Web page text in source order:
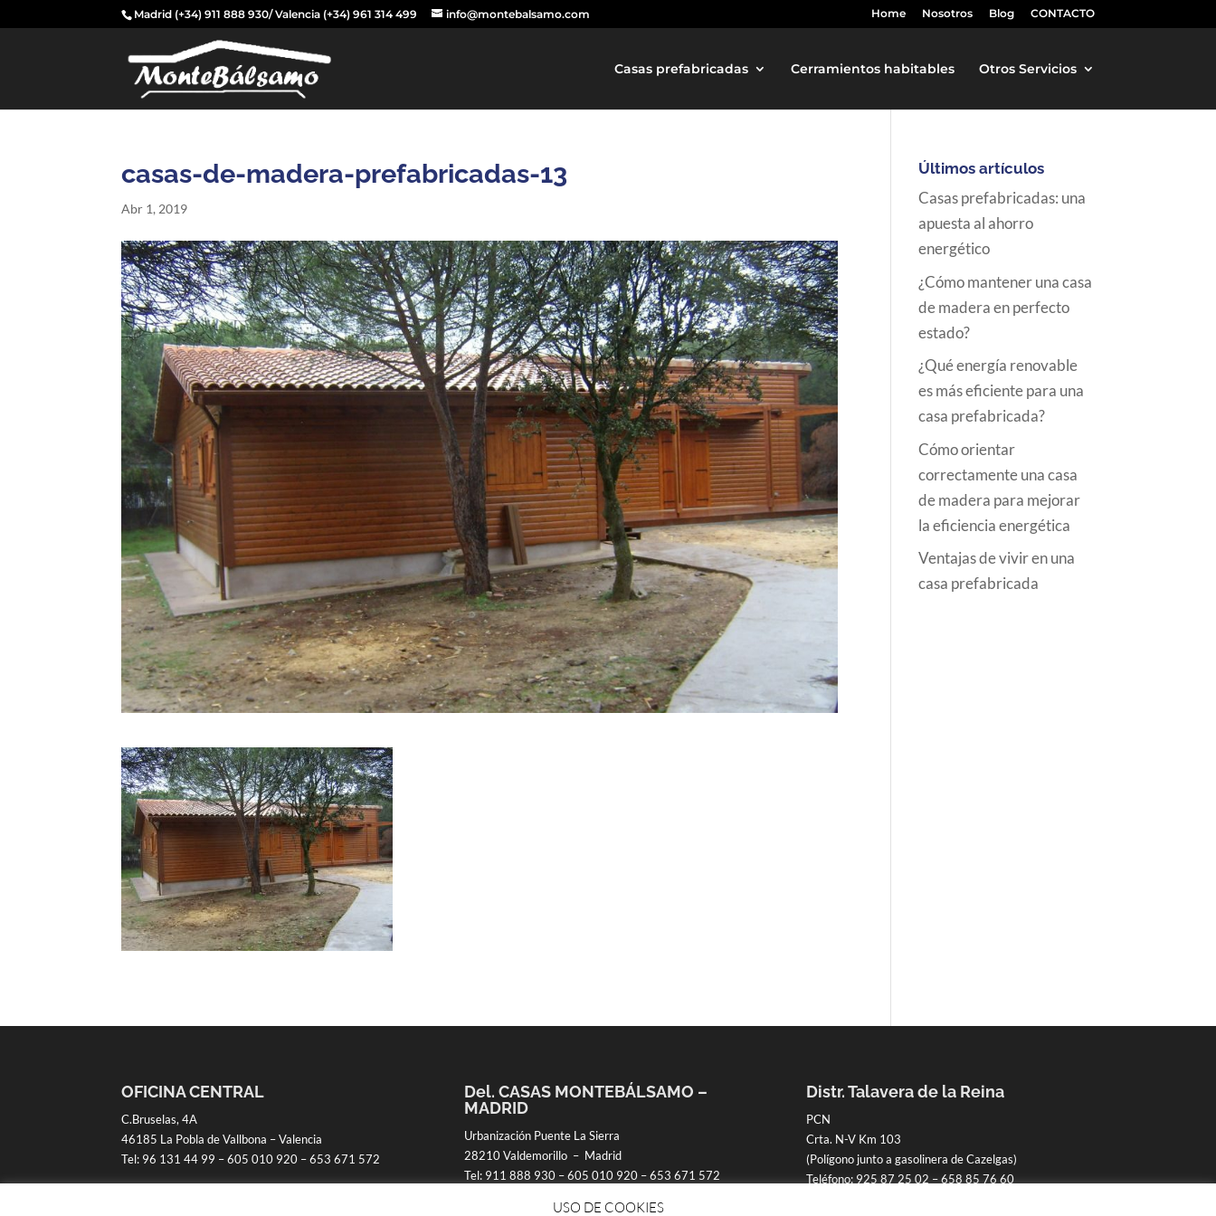
Madrid (+34) 911 888 930/ Valencia (+34) 961 314 499 info@montebalsamo.com Home Nosotros Blog CONTACTO
Casas prefabricadas Cerramientos habitables Otros Servicios
casas-de-madera-prefabricadas-13
Abr 1, 2019
Últimos artículos
Casas prefabricadas: una
apuesta al ahorro
energético
¿Cómo mantener una casa
de madera en perfecto
estado?
¿Qué energía renovable
es más eficiente para una
casa prefabricada?
Cómo orientar
correctamente una casa
de madera para mejorar
la eficiencia energética
Ventajas de vivir en una
casa prefabricada
OFICINA CENTRAL
C.Bruselas, 4A
46185 La Pobla de Vallbona – Valencia
Tel: 96 131 44 99 –605 010 920 –653 671 572
Del. CASAS MONTEBÁLSAMO –
MADRID
Urbanización Puente La Sierra
28210 Valdemorillo – Madrid
Tel: 911 888 930–605 010 920–653 671 572
Distr. Talavera de la Reina
PCN
Crta. N-V Km 103
(Polígono junto a gasolinera de Cazelgas)
Teléfono: 925 87 25 02 –658 85 76 60
USO DE COOKIES